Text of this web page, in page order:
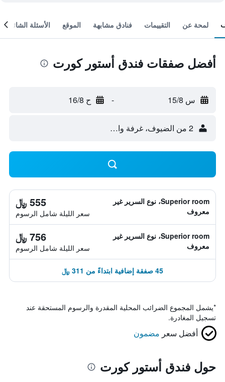
لمحة عن التقييمات فنادق مشابهة الموقع الأسئلة الشائعة
أفضل صفقات فندق أستور كورت
س 15/8 - ح 16/8
2 من الضيوف، غرفة واحدة
Superior room، نوع السرير غير
معروف
555 ﷼
سعر الليلة شامل الرسوم
Superior room، نوع السرير غير
معروف
756 ﷼
سعر الليلة شامل الرسوم
45 صفقة إضافية ابتداءً من 311 ﷼
*يشمل المجموع الضرائب المحلية المقدرة والرسوم المستحقة عند
تسجيل المغادرة.
أفضل سعر مضمون
حول فندق أستور كورت